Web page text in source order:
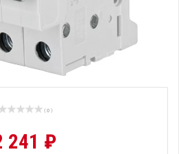
( 0 )
241 ₽